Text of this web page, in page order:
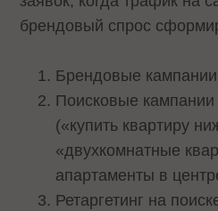
брендовый спрос
Брендовые кампании
Поисковые
(«купить квартиру
«двухкомнатные
апартаменты в
Ретаргетинг на